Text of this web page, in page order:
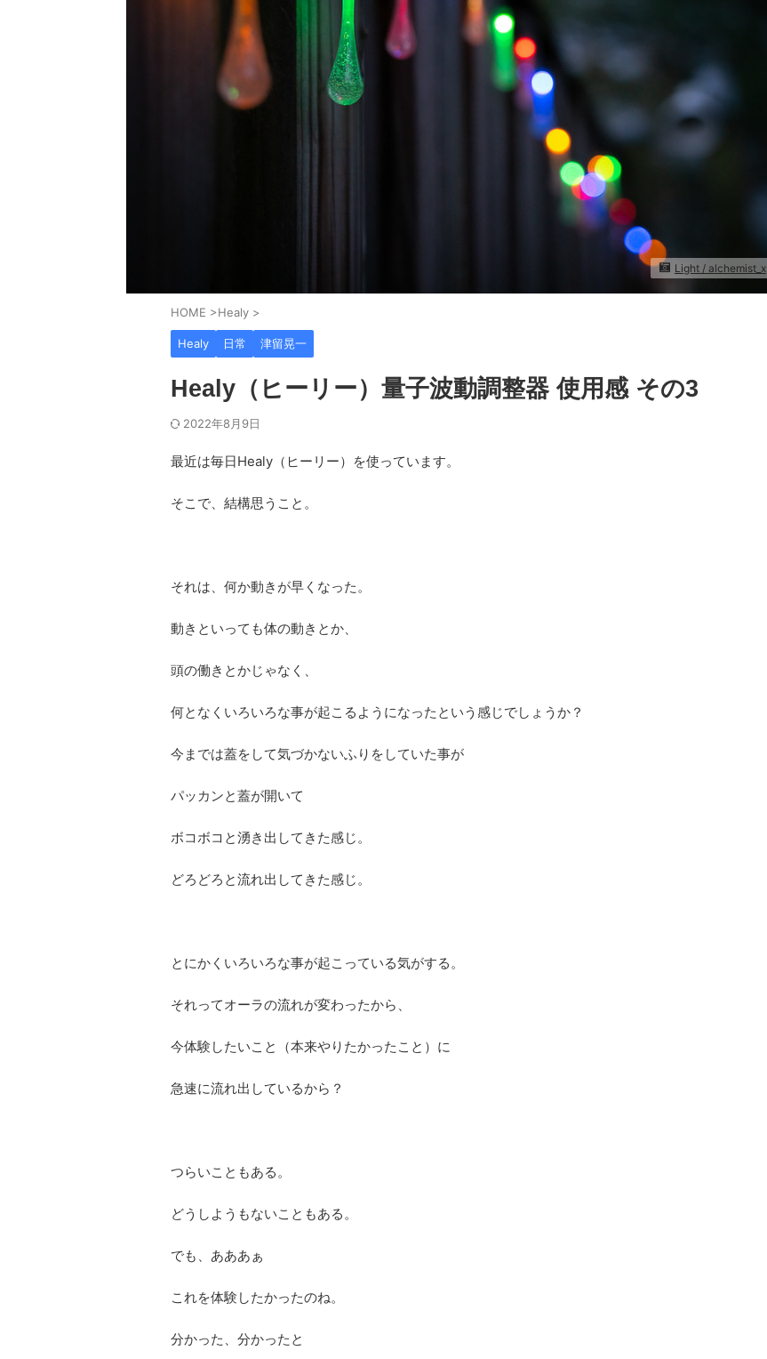
Light / alchemist_x
HOME >Healy >
Healy 日常 津留晃一
Healy（ヒーリー）量子波動調整器 使用感 その3
2022年8月9日
最近は毎日Healy（ヒーリー）を使っています。
そこで、結構思うこと。
それは、何か動きが早くなった。
動きといっても体の動きとか、
頭の働きとかじゃなく、
何となくいろいろな事が起こるようになったという感じでしょうか？
今までは蓋をして気づかないふりをしていた事が
パッカンと蓋が開いて
ボコボコと湧き出してきた感じ。
どろどろと流れ出してきた感じ。
とにかくいろいろな事が起こっている気がする。
それってオーラの流れが変わったから、
今体験したいこと（本来やりたかったこと）に
急速に流れ出しているから？
つらいこともある。
どうしようもないこともある。
でも、あああぁ
これを体験したかったのね。
分かった、分かったと